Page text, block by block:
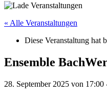
« Alle Veranstaltungen
Diese Veranstaltung hat
Ensemble
28. September 2025 von 17:00